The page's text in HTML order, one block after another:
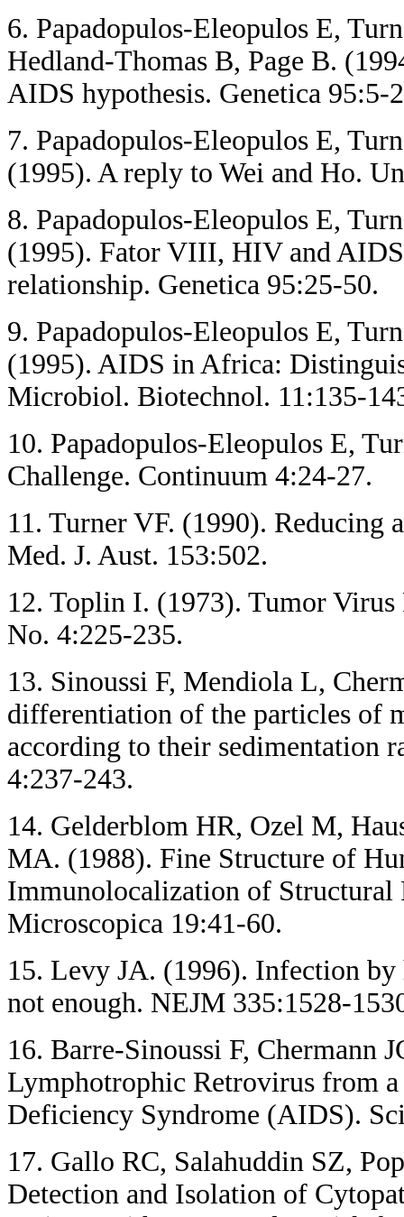
6. Papadopulos-Eleopulos E,
Hedland-Thomas B, Page B.
AIDS hypothesis. Genetica 95:5-
7. Papadopulos-Eleopulos E,
(1995). A reply to Wei and Ho.
8. Papadopulos-Eleopulos E,
(1995). Fator VIII, HIV and
relationship. Genetica 95:25-50.
9. Papadopulos-Eleopulos E,
(1995). AIDS in Africa:
Microbiol. Biotechnol. 11:135-
10. Papadopulos-Eleopulos E,
Challenge. Continuum 4:24-27.
11. Turner VF. (1990). Reducing
Med. J. Aust. 153:502.
12. Toplin I. (1973). Tumor
No. 4:225-235.
13. Sinoussi F, Mendiola L,
differentiation of the particles of
according to their sedimentation
4:237-243.
14. Gelderblom HR, Ozel M,
MA. (1988). Fine Structure of
Immunolocalization of
Microscopica 19:41-60.
15. Levy JA. (1996). Infection
not enough. NEJM 335:1528-
16. Barre-Sinoussi F, Chermann
Lymphotrophic Retrovirus from
Deficiency Syndrome (AIDS).
17. Gallo RC, Salahuddin SZ,
Detection and Isolation of